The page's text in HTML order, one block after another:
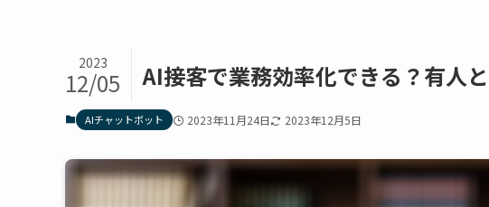
AI接客で業務効率化できる？有人
2023
12/05
AIチャットボット 2023年11月24日 2023年12月5日